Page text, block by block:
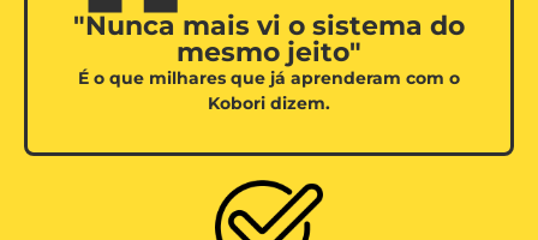
"Nunca mais vi o sistema do
mesmo jeito"
É o que milhares que já aprenderam com o
Kobori dizem.